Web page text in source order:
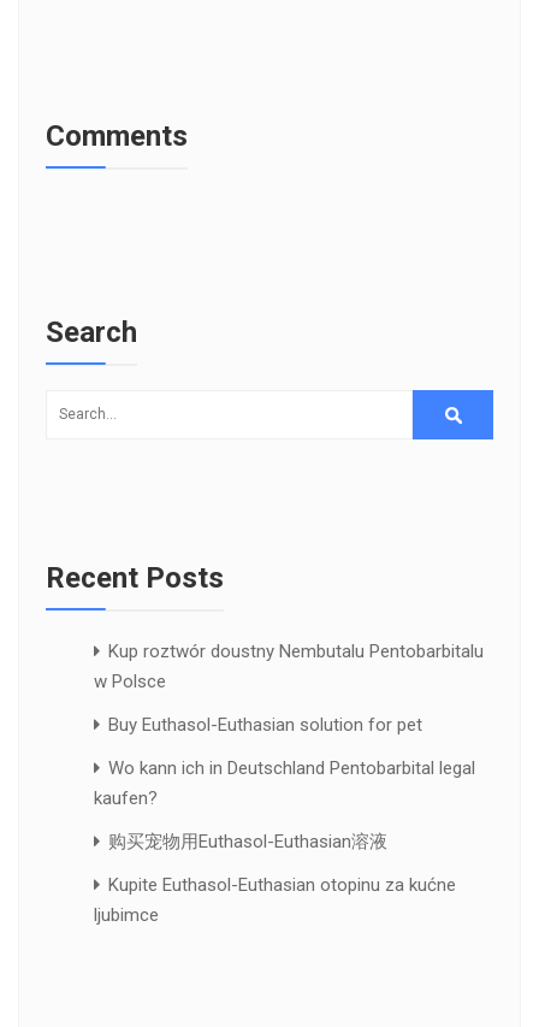
Comments
Search
Recent Posts
Kup roztwór doustny Nembutalu Pentobarbitalu
w Polsce
Buy Euthasol-Euthasian solution for pet
Wo kann ich in Deutschland Pentobarbital legal
kaufen?
购买宠物用Euthasol-Euthasian溶液
Kupite Euthasol-Euthasian otopinu za kućne
ljubimce